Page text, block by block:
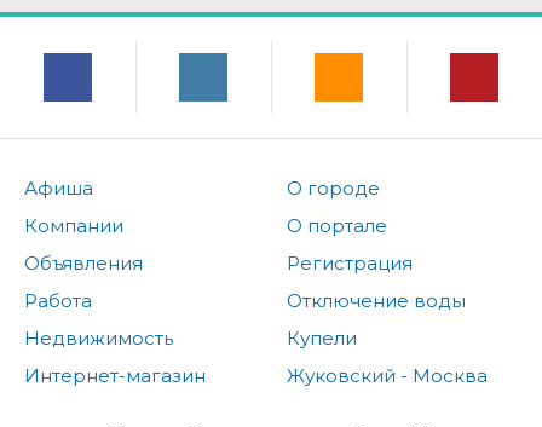
Афиша
Компании
Объявления
Работа
Недвижимость
Интернет-магазин
О городе
О портале
Регистрация
Отключение воды
Купели
Жуковский - Москва